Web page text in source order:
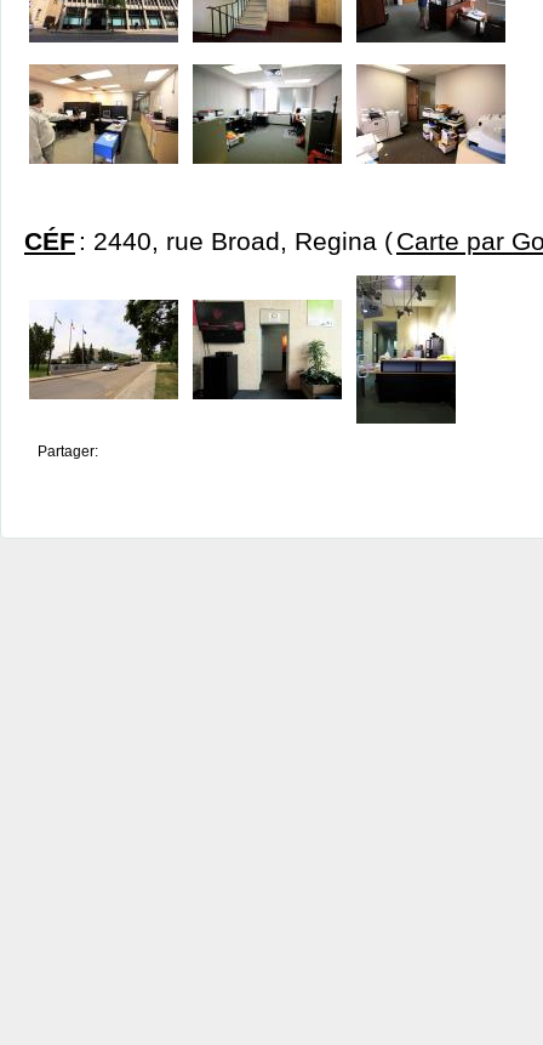
CÉF : 2440, rue Broad, Regina (Carte par
Partager: